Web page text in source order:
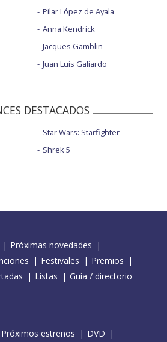
Pilar López de Ayala
Anna Kendrick
Jacques Gamblin
Juan Luis Galiardo
DESTACADOS
Star Wars: Starfighter
Shrek 5
Próximas novedades
Festivales
Premios
Listas Guía / directorio
Próximos estrenos
DVD